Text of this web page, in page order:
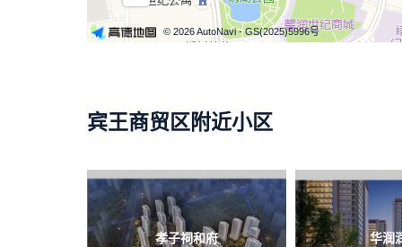
© 2026 AutoNavi- GS(2025)5996号
宾王商贸区附近小区
孝子祠和府 华润